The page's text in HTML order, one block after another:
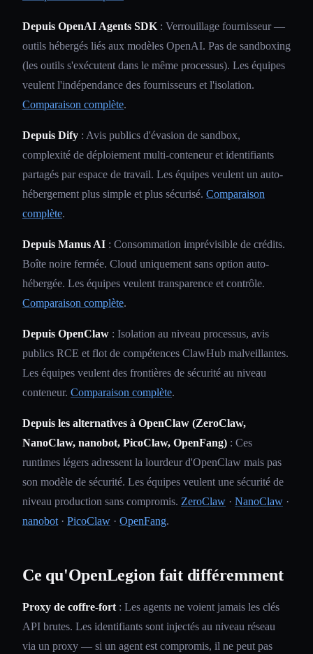
Depuis OpenAI Agents SDK : Verrouillage fournisseur —
outils hébergés liés aux modèles OpenAI. Pas de sandboxing
(les outils s'exécutent dans le même processus). Les équipes
veulent l'indépendance des fournisseurs et l'isolation.
Comparaison complète.
Depuis Dify : Avis publics d'évasion de sandbox,
complexité de déploiement multi-conteneur et identifiants
partagés par espace de travail. Les équipes veulent un auto-
hébergement plus simple et plus sécurisé. Comparaison
complète.
Depuis Manus AI : Consommation imprévisible de crédits.
Boîte noire fermée. Cloud uniquement sans option auto-
hébergée. Les équipes veulent transparence et contrôle.
Comparaison complète.
Depuis OpenClaw : Isolation au niveau processus, avis
publics RCE et flot de compétences ClawHub malveillantes.
Les équipes veulent des frontières de sécurité au niveau
conteneur. Comparaison complète.
Depuis les alternatives à OpenClaw (ZeroClaw,
NanoClaw, nanobot, PicoClaw, OpenFang) : Ces
runtimes légers adressent la lourdeur d'OpenClaw mais pas
son modèle de sécurité. Les équipes veulent une sécurité de
niveau production sans compromis. ZeroClaw · NanoClaw ·
nanobot · PicoClaw · OpenFang.
Ce qu'OpenLegion fait différemment
Proxy de coffre-fort : Les agents ne voient jamais les clés
API brutes. Les identifiants sont injectés au niveau réseau
via un proxy — si un agent est compromis, il ne peut pas